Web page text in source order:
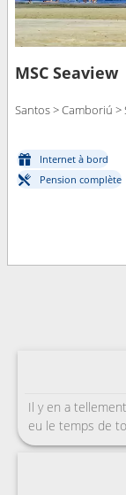
MSC Seaview
Santos > Camboriú >
Internet à bord
Pension complète
Il y en a
eu le temps de